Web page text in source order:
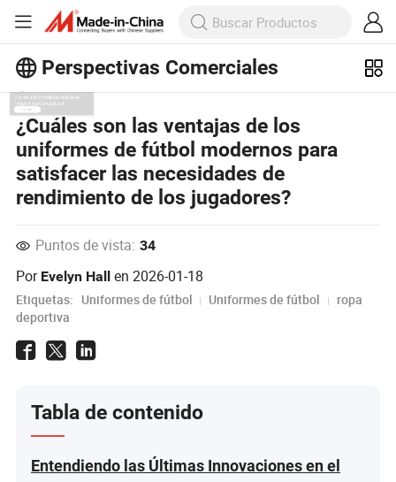
Perspectivas Comerciales
¡Explora más artículos populares en
Perspectivas Comerciales!
Ver Más
¿Cuáles son las ventajas de los
uniformes de fútbol modernos para
satisfacer las necesidades de
rendimiento de los jugadores?
Puntos de vista: 34
Por Evelyn Hall en2026-01-18
Etiquetas: Uniformes de fútbol Uniformes de fútbol
ropa
deportiva
Tabla de contenido
Entendiendo las Últimas Innovaciones en el